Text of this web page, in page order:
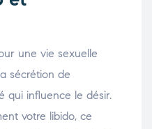
une vie sexuelle
sécrétion de
qui influence le désir.
votre libido, ce